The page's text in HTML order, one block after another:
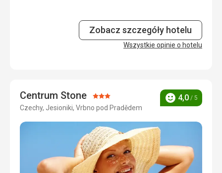
5,0 / 5
Cena 5,0/ 5
Zobacz szczegóły hotelu
Wszystkie opinie o hotelu
Centrum Stone Ocena:
3/5
Czechy, Jesioniki, Vrbno pod Pradědem
Ocena
4,0 / 5